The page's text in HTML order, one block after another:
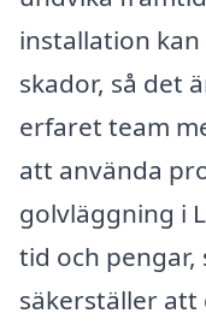
installation
skador, så det
erfaret team
att använda
golvläggning i
tid och
säkerställer